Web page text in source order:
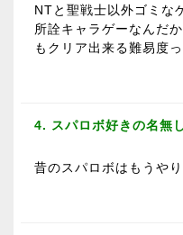
NTと聖戦士以外ゴミな
所詮キャラゲーなんだ
もクリア出来る難易度
4. スパロボ好きの名無
昔のスパロボはもうや